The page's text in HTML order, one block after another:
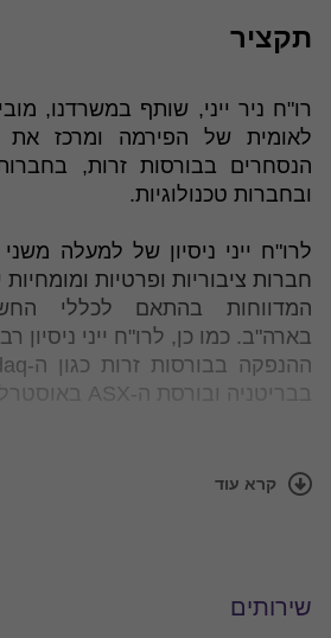
תקציר
רו"ח ניר ייני, שותף במשרדנו,
לאומית של הפירמה ומרכז את
הנסחרים בבורסות זרות,
ובחברות טכנולוגיות.
לרו"ח ייני ניסיון של למעלה
חברות ציבוריות ופרטיות ומומחיות
המדווחות בהתאם לכללי
בארה"ב. כמו כן, לרו"ח ייני ניסיון
בבריטניה ובורסת ה-ASX באוסטרליה.
ובעבר שימש כמתרגל
קרא עוד
שירותים